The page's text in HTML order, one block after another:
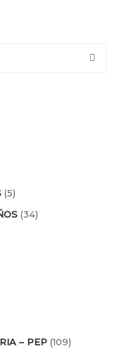
(5)
(34)
– PEP (109)